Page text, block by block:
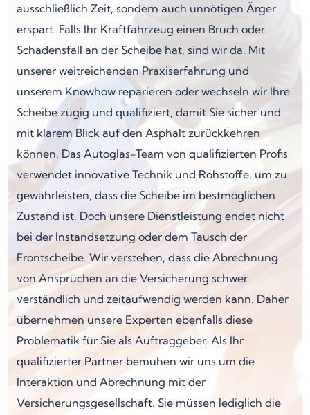
ausschließlich Zeit, sondern auch unnötigen Ärger
erspart. Falls Ihr Kraftfahrzeug einen Bruch oder
Schadensfall an der Scheibe hat, sind wir da. Mit
unserer weitreichenden Praxiserfahrung und
unserem Knowhow reparieren oder wechseln wir Ihre
Scheibe zügig und qualifiziert, damit Sie sicher und
mit klarem Blick auf den Asphalt zurückkehren
können. Das Autoglas-Team von qualifizierten Profis
verwendet innovative Technik und Rohstoffe, um zu
gewährleisten, dass die Scheibe im bestmöglichen
Zustand ist. Doch unsere Dienstleistung endet nicht
bei der Instandsetzung oder dem Tausch der
Frontscheibe. Wir verstehen, dass die Abrechnung
von Ansprüchen an die Versicherung schwer
verständlich und zeitaufwendig werden kann. Daher
übernehmen unsere Experten ebenfalls diese
Problematik für Sie als Auftraggeber. Als Ihr
qualifizierter Partner bemühen wir uns um die
Interaktion und Abrechnung mit der
Versicherungsgesellschaft. Sie müssen lediglich die